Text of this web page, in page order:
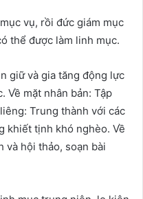
vụ, rồi đức giám mục
thể được làm linh mục.
giữ và gia tăng động lực
Về mặt nhân bản: Tập
Trung thành với các
khiết tịnh khó nghèo. Về
và hội thảo, soạn bài